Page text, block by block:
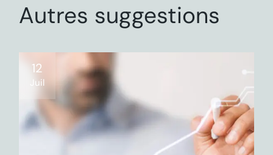
Autres suggestions
12
Juil